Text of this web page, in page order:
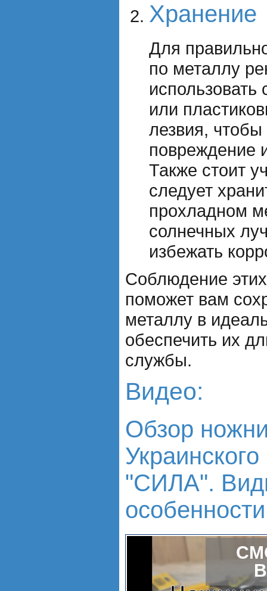
Хранение
Для
по металлу
или
лезвия, чтобы
повреждение
Также стоит
следует
прохладном
солнечных
избежать
Соблюдение
поможет вам
металлу в
обеспечить их
службы.
Видео:
Обзор
"СИЛА".